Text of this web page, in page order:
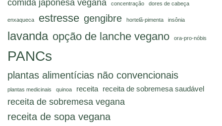
comida japonesa vegana
concentração dores de cabeça
enxaqueca estresse gengibre hortelã-pimenta insônia
lavanda opção de lanche vegano ora-pro-nóbis
PANCs
plantas alimentícias não convencionais
plantas medicinais quinoa receita receita de sobremesa saudável
receita de sobremesa vegana
receita de sopa vegana